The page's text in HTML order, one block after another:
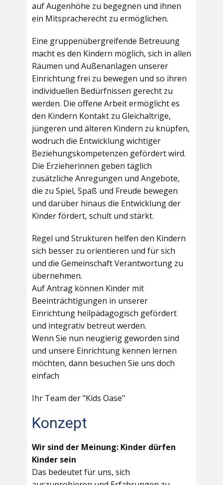
auf Augenhöhe zu begegnen und ihnen
ein Mitspracherecht zu ermöglichen.
Eine gruppenübergreifende Betreuung
macht es den Kindern möglich, sich in allen
Räumen und Außenanlagen unserer
Einrichtung frei zu bewegen und so ihren
individuellen Bedürfnissen gerecht zu
werden. Die offene Arbeit ermöglicht es
den Kindern Kontakt zu Gleichaltrige,
jüngeren und älteren Kindern zu knüpfen,
wodruch die Entwicklung wichtiger
Beziehungskompetenzen gefördert wird.
Die Erzieherinnen geben täglich
zusätzliche Anregungen und Angebote,
die zu Spiel, Spaß und Freude bewegen
und darüber hinaus die Entwicklung der
Kinder fördert, schult und stärkt.
Regel und Strukturen helfen den Kindern
sich besser zu orientieren und für sich
und die Gemeinschaft Verantwortung zu
übernehmen.
Auf Antrag können Kinder mit
Beeinträchtigungen in unserer
Einrichtung heilpädagogisch gefördert
und integrativ betreut werden.
Wenn Sie nun neugierig geworden sind
und unsere Einrichtung kennen lernen
möchten, dann besuchen Sie uns doch
einfach
Ihr Team der "Kids Oase"
Konzept
Wir sind der Meinung: Kinder dürfen
Kinder sein
Das bedeutet für uns, sich